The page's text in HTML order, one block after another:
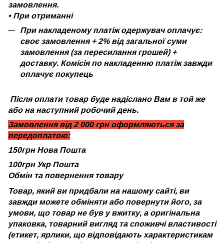
замовлення.
•При отриманні
При накладеному платіж одержувач оплачує:
своє замовлення + 2% від загальної суми
замовлення (за пересилання грошей) +
доставку. Комісія по накладенню платіж завжди
оплачує покупець
Після оплати товар буде надіслано Вам в той же
або на наступний робочий день.
Замовлення від 2 000 грн оформляються за
передоплатою:
150грн Нова Пошта
100грн Укр Пошта
Обмін та повернення товару
Товар, який ви придбали на нашому сайті, ви
завжди можете обміняти або повернути його, за
умови, що товар не був у вжитку, а оригінальна
упаковка, товарний вигляд та споживчі властивості
(етикет, ярлики, що відповідають характеристикам